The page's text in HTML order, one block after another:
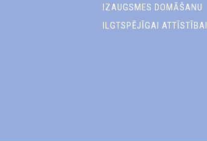
IZAUGSMES DOMĀŠANU
ILGTSPĒJĪGAI ATTĪSTĪBAI